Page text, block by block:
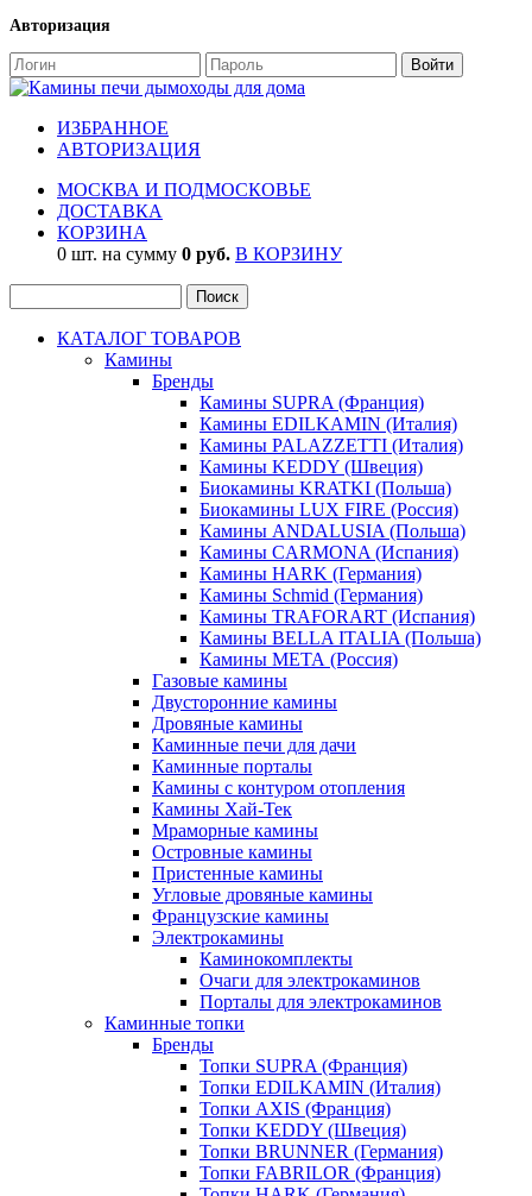
Авторизация
ИЗБРАННОЕ
АВТОРИЗАЦИЯ
МОСКВА И ПОДМОСКОВЬЕ
ДОСТАВКА
КОРЗИНА
0 шт. на сумму 0 руб. В КОРЗИНУ
КАТАЛОГ ТОВАРОВ
Камины
Бренды
Камины SUPRA (Франция)
Камины EDILKAMIN (Италия)
Камины PALAZZETTI (Италия)
Камины KEDDY (Швеция)
Биокамины KRATKI (Польша)
Биокамины LUX FIRE (Россия)
Камины ANDALUSIA (Польша)
Камины CARMONA (Испания)
Камины HARK (Германия)
Камины Schmid (Германия)
Камины TRAFORART (Испания)
Камины BELLA ITALIA (Польша)
Камины МЕТА (Россия)
Газовые камины
Двусторонние камины
Дровяные камины
Каминные печи для дачи
Каминные порталы
Камины с контуром отопления
Камины Хай-Тек
Мраморные камины
Островные камины
Пристенные камины
Угловые дровяные камины
Французские камины
Электрокамины
Каминокомплекты
Очаги для электрокаминов
Порталы для электрокаминов
Каминные топки
Бренды
Топки SUPRA (Франция)
Топки EDILKAMIN (Италия)
Топки AXIS (Франция)
Топки KEDDY (Швеция)
Топки BRUNNER (Германия)
Топки FABRILOR (Франция)